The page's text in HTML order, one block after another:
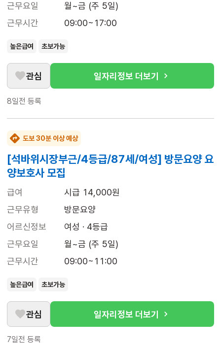
근무요일
월~금 (주 5일)
근무시간
09:00~17:00
높은급여 초보가능
관심 일자리정보 더보기
8일전 등록
도보 30분 이상 예상
[석바위시장부근/4등급/87세/여성] 방문요양 요
양보호사 모집
급여
시급 14,000원
근무유형
방문요양
어르신정보
여성 · 4등급
근무요일
월~금 (주 5일)
근무시간
09:00~11:00
높은급여 초보가능
관심 일자리정보 더보기
7일전 등록